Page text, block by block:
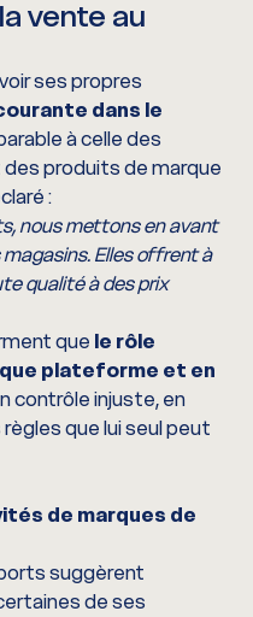
vente au
ses propres
dans le
à celle des
produits de marque
:
nous mettons en avant
Elles offrent à
qualité à desprix
que le rôle
plateforme et en
contrôle injuste, en
que lui seul peut
de marques de
suggèrent
de ses